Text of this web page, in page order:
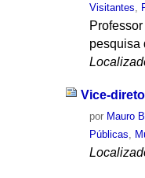
Visitantes
pesquisa
Vice-
por Mauro
Públicas,